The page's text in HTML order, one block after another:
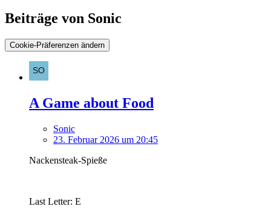
Beiträge von Sonic
Cookie-Präferenzen ändern
A Game about Food
Sonic
23. Februar 2026 um 20:45
Nackensteak-Spieße
Last Letter: E